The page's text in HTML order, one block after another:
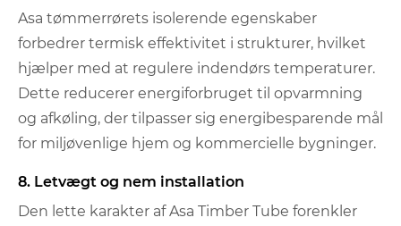
Asa tømmerrørets isolerende egenskaber
forbedrer termisk effektivitet i strukturer, hvilket
hjælper med at regulere indendørs temperaturer.
Dette reducerer energiforbruget til opvarmning
og afkøling, der tilpasser sig energibesparende mål
for miljøvenlige hjem og kommercielle bygninger.
8. Letvægt og nem installation
Den lette karakter af Asa Timber Tube forenkler